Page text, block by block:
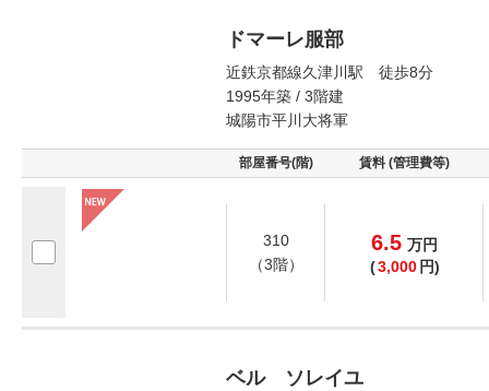
ドマーレ服部
近鉄京都線久津川駅 徒歩8分
1995年築 / 3階建
城陽市平川大将軍
部屋番号(階) 賃料 (管理費等)
310
（3階）
6.5 万円
(3,000 円)
ベル ソレイユ